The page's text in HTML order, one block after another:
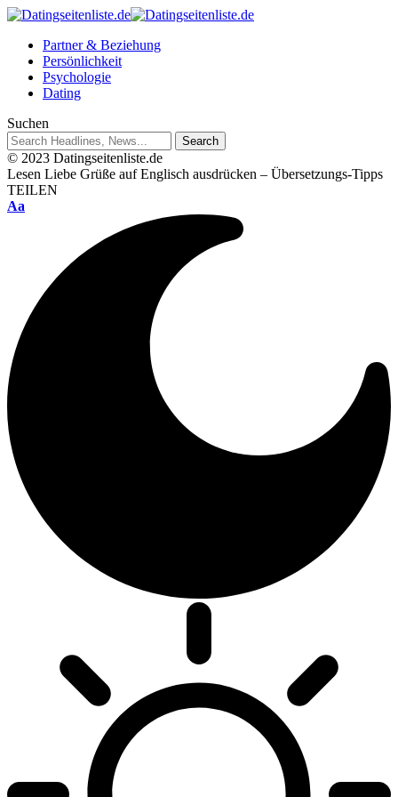
Partner & Beziehung
Persönlichkeit
Psychologie
Dating
Suchen
© 2023 Datingseitenliste.de
Lesen Liebe Grüße auf Englisch ausdrücken – Übersetzungs-Tipps
TEILEN
Aa